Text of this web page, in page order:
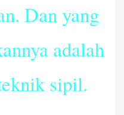
Dan yang
adalah
sipil.